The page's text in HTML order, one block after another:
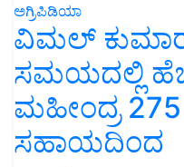
ಅಗ್ರಿಪಿಡಿಯಾ
ವಿಮಲ್
ಸಮಯದಲ್ಲಿ
ಮಹೀಂದ್ರ 275
ಸಹಾಯದಿಂದ